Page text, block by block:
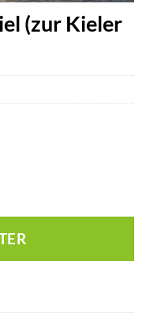
(zur Kieler